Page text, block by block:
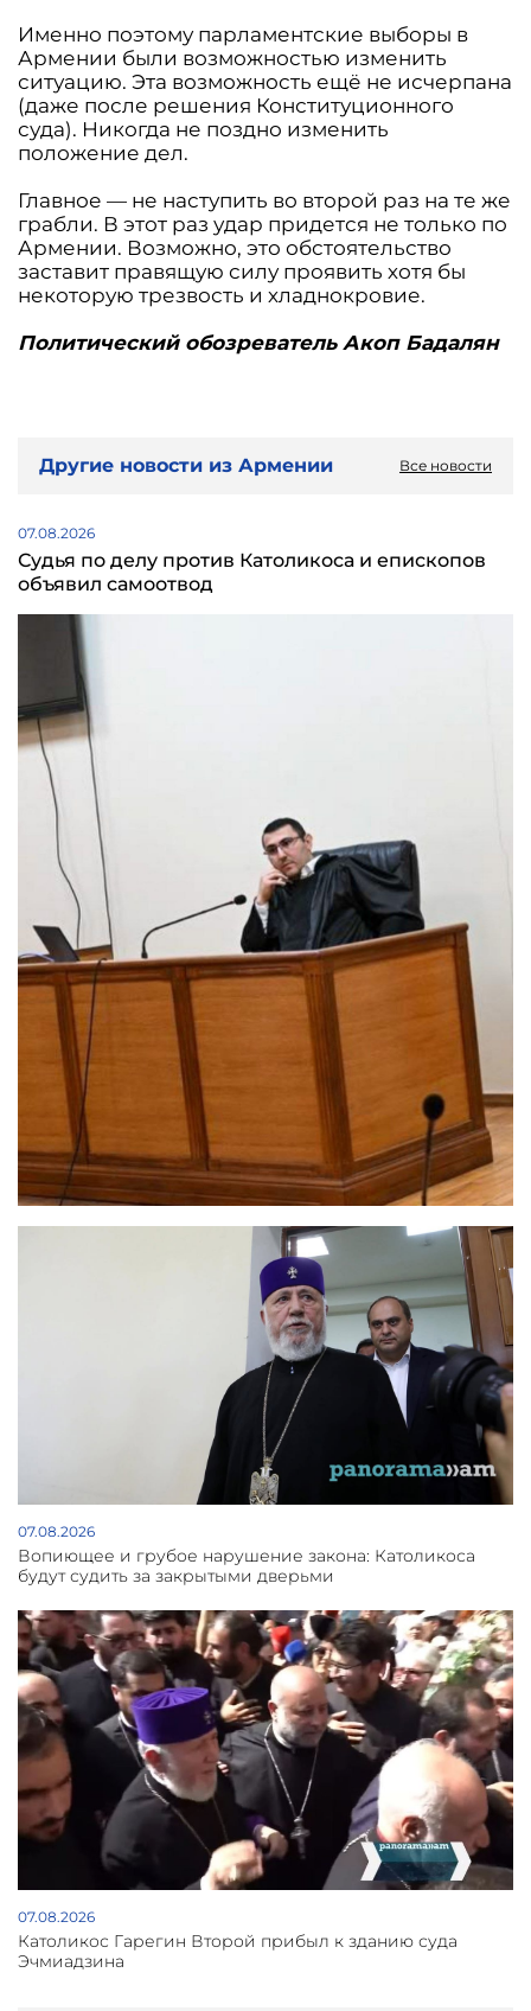
Именно поэтому парламентские выборы в
Армении были возможностью изменить
ситуацию. Эта возможность ещё не исчерпана
(даже после решения Конституционного
суда). Никогда не поздно изменить
положение дел.
Главное — не наступить во второй раз на те же
грабли. В этот раз удар придется не только по
Армении. Возможно, это обстоятельство
заставит правящую силу проявить хотя бы
некоторую трезвость и хладнокровие.
Политический обозреватель Акоп Бадалян
Другие новости из Армении Все новости
07.08.2026
Судья по делу против Католикоса и епископов
объявил самоотвод
07.08.2026
Вопиющее и грубое нарушение закона: Католикоса
будут судить за закрытыми дверьми
07.08.2026
Католикос Гарегин Второй прибыл к зданию суда
Эчмиадзина